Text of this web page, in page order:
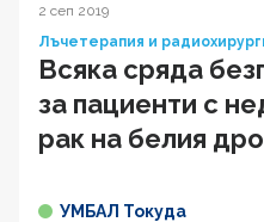
2 сеп 2019
Лъчетерапия и
Всяка сряда
за пациенти с
рак на белия
УМБАЛ Токуда